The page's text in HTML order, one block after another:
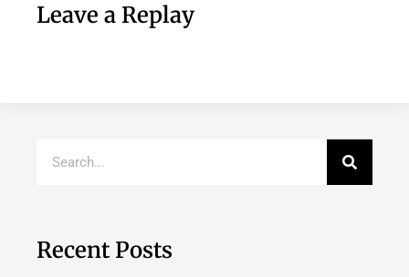
Leave a Replay
Recent Posts